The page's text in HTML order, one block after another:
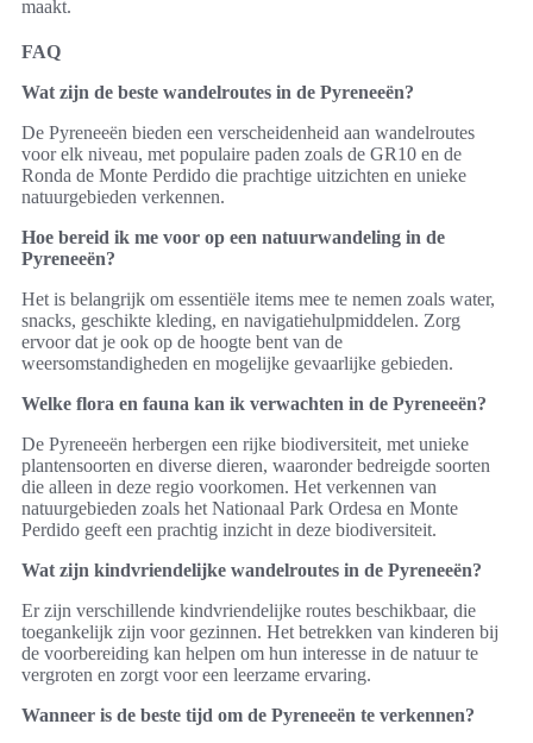
maakt.
FAQ
Wat zijn de beste wandelroutes in de Pyreneeën?
De Pyreneeën bieden een verscheidenheid aan wandelroutes
voor elk niveau, met populaire paden zoals de GR10 en de
Ronda de Monte Perdido die prachtige uitzichten en unieke
natuurgebieden verkennen.
Hoe bereid ik me voor op een natuurwandeling in de
Pyreneeën?
Het is belangrijk om essentiële items mee te nemen zoals water,
snacks, geschikte kleding, en navigatiehulpmiddelen. Zorg
ervoor dat je ook op de hoogte bent van de
weersomstandigheden en mogelijke gevaarlijke gebieden.
Welke flora en fauna kan ik verwachten in de Pyreneeën?
De Pyreneeën herbergen een rijke biodiversiteit, met unieke
plantensoorten en diverse dieren, waaronder bedreigde soorten
die alleen in deze regio voorkomen. Het verkennen van
natuurgebieden zoals het Nationaal Park Ordesa en Monte
Perdido geeft een prachtig inzicht in deze biodiversiteit.
Wat zijn kindvriendelijke wandelroutes in de Pyreneeën?
Er zijn verschillende kindvriendelijke routes beschikbaar, die
toegankelijk zijn voor gezinnen. Het betrekken van kinderen bij
de voorbereiding kan helpen om hun interesse in de natuur te
vergroten en zorgt voor een leerzame ervaring.
Wanneer is de beste tijd om de Pyreneeën te verkennen?